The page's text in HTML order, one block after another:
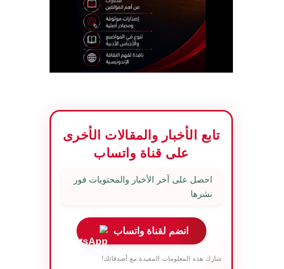
تابع الأخبار والمقالات الأخرى
على قناة واتساب
احصل على آخر الأخبار والمحتويات فور
نشرها
انضم لقناة واتساب
شارك هذه المعلومات المفيدة مع أصدقائك!